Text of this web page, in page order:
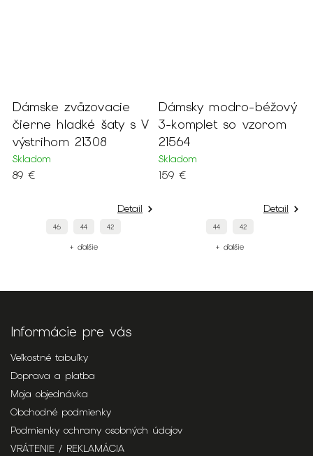
Dámske zväzovacie
čierne hladké šaty s V
výstrihom 21308
Skladom
89 €
Detail
46 44 42
+ ďalšie
Dámsky modro-béžový
3-komplet so vzorom
21564
Skladom
159 €
Detail
44 42
+ ďalšie
Informácie pre vás
Veľkostné tabuľky
Doprava a platba
Moja objednávka
Obchodné podmienky
Podmienky ochrany osobných údajov
VRÁTENIE / REKLAMÁCIA